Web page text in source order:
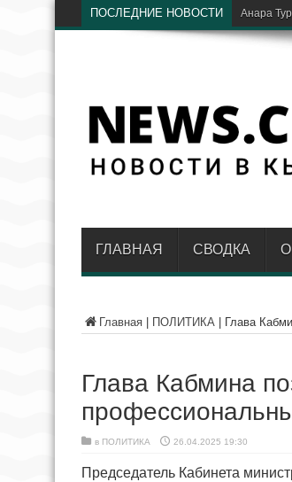
ПОСЛЕДНИЕ НОВОСТИ В пу
ГЛАВНАЯ СВОДКА
Главная ПОЛИТИКА Глава
Глава Кабмина
в ПОЛИТИКА 26.04.2025 19:30
Председатель Кабинета